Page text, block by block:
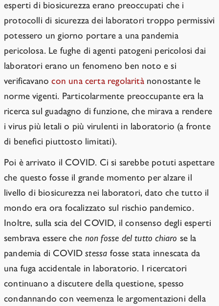
esperti di biosicurezza erano preoccupati che i
protocolli di sicurezza dei laboratori troppo permissivi
potessero un giorno portare a una pandemia
pericolosa. Le fughe di agenti patogeni pericolosi dai
laboratori erano un fenomeno ben noto e si
verificavanocon una certa regolaritànonostante le
norme vigenti. Particolarmente preoccupante era la
ricerca sul guadagno di funzione, che mirava a rendere
i virus più letali o più virulenti in laboratorio (a fronte
di benefici piuttosto limitati).
Poi è arrivato il COVID. Ci si sarebbe potuti aspettare
che questo fosse il grande momento per alzare il
livello di biosicurezza nei laboratori, dato che tutto il
mondo era ora focalizzato sul rischio pandemico.
Inoltre, sulla scia del COVID, il consenso degli esperti
sembrava essere che non fosse del tutto chiaro se la
pandemia di COVIDstessa fosse stata innescata da
una fuga accidentale in laboratorio. I ricercatori
continuano a discutere della questione, spesso
condannando con veemenza le argomentazioni della